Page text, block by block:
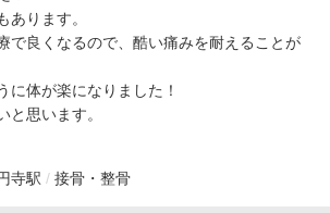
あります。
で良くなるので、酷い痛みを耐えることが
に体が楽になりました！
と思います。
寺駅 接骨・整骨